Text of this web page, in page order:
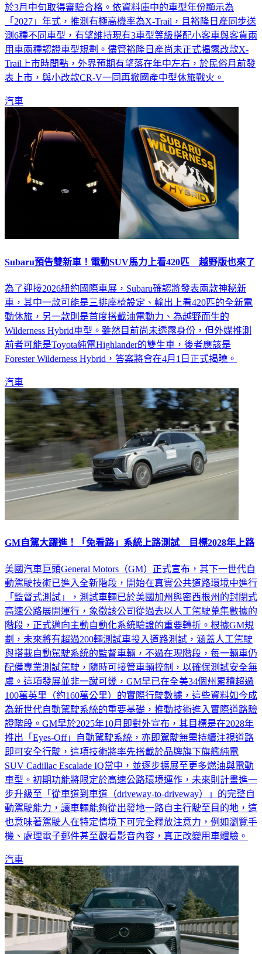
於3月中旬取得審驗合格。依資料庫中的車型年份顯示為
「2027」年式，推測有極高機率為X-Trail，且裕隆日產同步送
測6種不同車型，有望維持現有3車型等級搭配小客車與客貨兩
用車兩種認證車型規劃。儘管裕隆日產尚未正式揭露改款X-
Trail上市時間點，外界預期有望落在年中左右，於民俗月前發
表上市，與小改款CR-V一同再掀國產中型休旅戰火。
汽車
Subaru預告雙新車！電動SUV馬力上看420匹 越野版也來了
為了迎接2026紐約國際車展，Subaru確認將發表兩款神秘新
車，其中一款可能是三排座椅設定、輸出上看420匹的全新電
動休旅，另一款則是首度搭載油電動力、為越野而生的
Wilderness Hybrid車型。雖然目前尚未透露身份，但外媒推測
前者可能是Toyota純電Highlander的雙生車，後者應該是
Forester Wilderness Hybrid，答案將會在4月1日正式揭曉。
汽車
GM自駕大躍進！「免看路」系統上路測試 目標2028年上路
美國汽車巨頭General Motors（GM）正式宣布，其下一世代自
動駕駛技術已進入全新階段，開始在真實公共道路環境中進行
「監督式測試」，測試車輛已於美國加州與密西根州的封閉式
高速公路展開運行，象徵該公司從過去以人工駕駛蒐集數據的
階段，正式邁向主動自動化系統驗證的重要轉折。根據GM規
劃，未來將有超過200輛測試車投入道路測試，涵蓋人工駕駛
與搭載自動駕駛系統的監督車輛，不過在現階段，每一輛車仍
配備專業測試駕駛，隨時可接管車輛控制，以確保測試安全無
虞。這項發展並非一蹴可幾，GM早已在全美34個州累積超過
100萬英里（約160萬公里）的實際行駛數據，這些資料如今成
為新世代自動駕駛系統的重要基礎，推動技術進入實際道路驗
證階段。GM早於2025年10月即對外宣布，其目標是在2028年
推出「Eyes-Off」自動駕駛系統，亦即駕駛無需持續注視道路
即可安全行駛，這項技術將率先搭載於品牌旗下旗艦純電
SUV Cadillac Escalade IQ當中，並逐步擴展至更多燃油與電動
車型。初期功能將限定於高速公路環境運作，未來則計畫進一
步升級至「從車道到車道（driveway-to-driveway）」的完整自
動駕駛能力，讓車輛能夠從出發地一路自主行駛至目的地，這
也意味著駕駛人在特定情境下可完全釋放注意力，例如瀏覽手
機、處理電子郵件甚至觀看影音內容，真正改變用車體驗。
汽車